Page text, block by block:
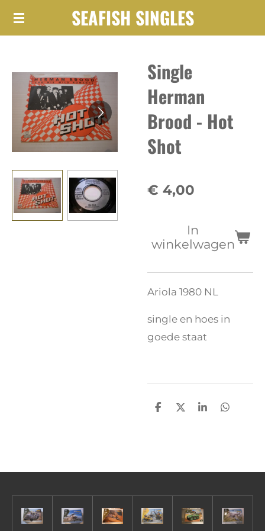
Ga
hoofdinhoud
SEAFISH SINGLES
Single
Herman
Brood - Hot
Shot
€ 4,00
In
winkelwagen
Ariola 1980 NL
single en hoes in
goede staat
D
D
S
D